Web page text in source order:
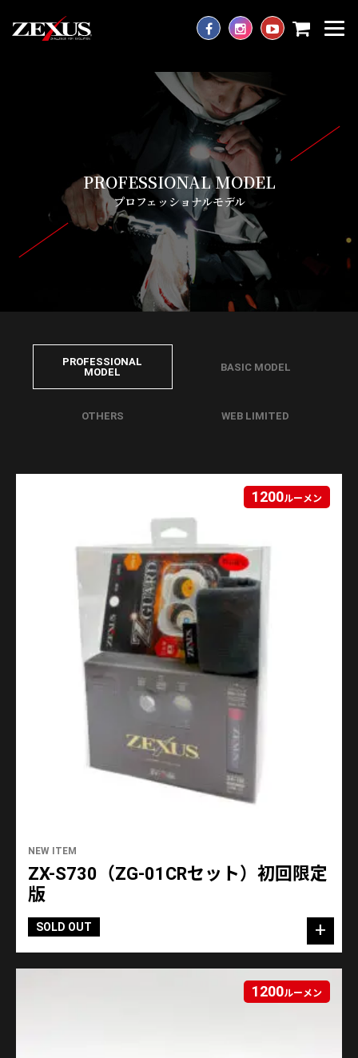
PROFESSIONAL MODEL
プロフェッショナルモデル
PROFESSIONAL
MODEL
BASIC MODEL
OTHERS WEB LIMITED
NEW ITEM
1200ルーメン
ZX-S730（ZG-01CRセット）初回限定
版
SOLD OUT
1200ルーメン